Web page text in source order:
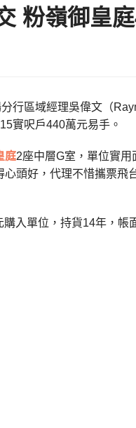
粉嶺御皇
行區域經理吳偉文（
實呎戶440萬元易手。
庭2座中層G室，單位實
頭好，代理不惜攜票
入單位，持貨14年，帳